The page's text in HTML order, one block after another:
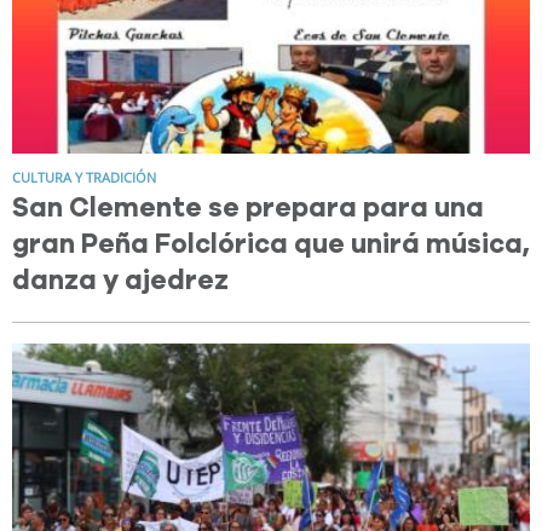
CULTURA Y TRADICIÓN
San Clemente se prepara para una
gran Peña Folclórica que unirá música,
danza y ajedrez